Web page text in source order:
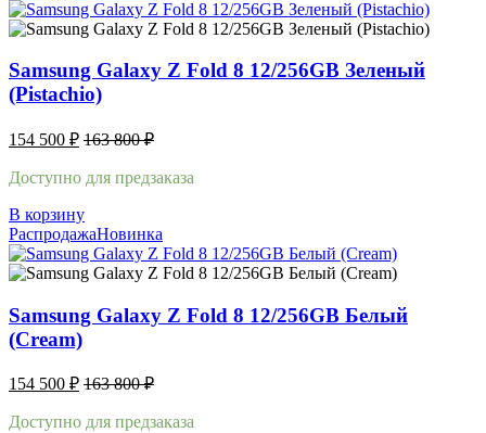
Samsung Galaxy Z Fold 8 12/256GB Зеленый
(Pistachio)
154 500 ₽ 163 800₽
Доступно для предзаказа
В корзину
РаспродажаНовинка
Samsung Galaxy Z Fold 8 12/256GB Белый
(Cream)
154 500 ₽ 163 800₽
Доступно для предзаказа